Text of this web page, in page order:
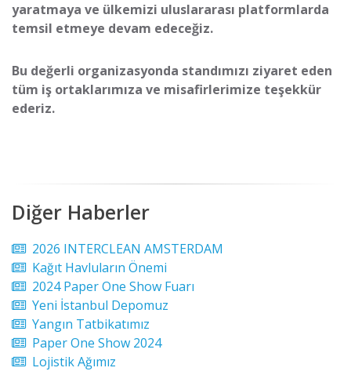
yaratmaya ve ülkemizi uluslararası platformlarda
temsil etmeye devam edeceğiz.
Bu değerli organizasyonda standımızı ziyaret eden
tüm iş ortaklarımıza ve misafirlerimize teşekkür
ederiz.
Diğer Haberler
2026 INTERCLEAN AMSTERDAM
Kağıt Havluların Önemi
2024 Paper One Show Fuarı
Yeni İstanbul Depomuz
Yangın Tatbikatımız
Paper One Show 2024
Lojistik Ağımız